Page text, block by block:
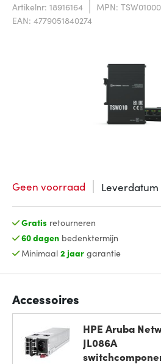
Artikelnr: 18916164
MPN:
EAN: 4779051840274
Geen voorraad Leverdatum
Gratis retourneren
60 dagenbedenktermijn
Minimaal 2 jaargarantie
Accessoires
HPE Aruba
JL086A